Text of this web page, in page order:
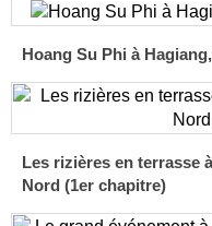
Hoang Su Phi à
Les rizières en terrasse
Nord (1er chapitre)